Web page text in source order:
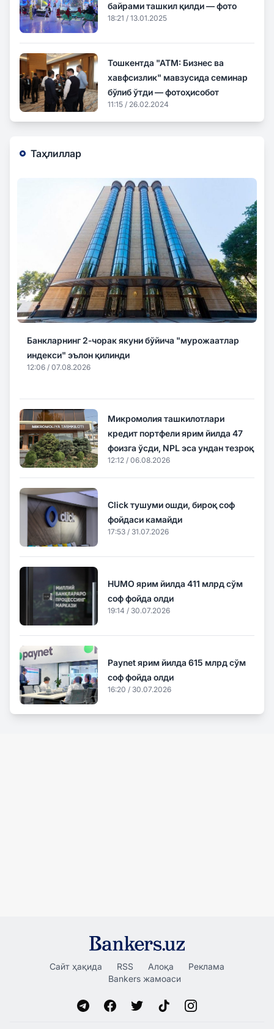
байрами ташкил қилди — фото
18:21 / 13.01.2025
Тошкентда "АТМ: Бизнес ва
хавфсизлик" мавзусида семинар
бўлиб ўтди — фотоҳисобот
11:15 / 26.02.2024
Таҳлиллар
Банкларнинг 2-чорак якуни бўйича "мурожаатлар
индекси" эълон қилинди
12:06 / 07.08.2026
Микромолия ташкилотлари
кредит портфели ярим йилда 47
фоизга ўсди, NPL эса ундан тезроқ
12:12 / 06.08.2026
Click тушуми ошди, бироқ соф
фойдаси камайди
17:53 / 31.07.2026
HUMO ярим йилда 411 млрд сўм
соф фойда олди
19:14 / 30.07.2026
Paynet ярим йилда 615 млрд сўм
соф фойда олди
16:20 / 30.07.2026
Сайт ҳақида RSS Алоқа
Реклама
Bankers жамоаси